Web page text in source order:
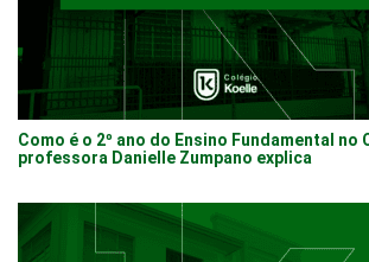
Como é o 2º ano do Ensino Fundamental no
professora Danielle Zumpano explica